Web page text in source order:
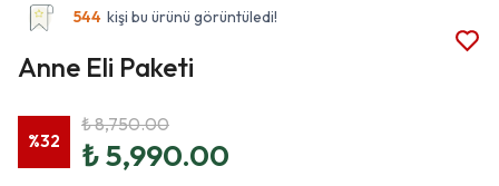
544 kişi bu ürünü görüntüledi!
Anne Eli Paketi
%32
₺ 8,750.00
₺ 5,990.00